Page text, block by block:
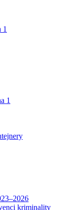
1
1
kriminality